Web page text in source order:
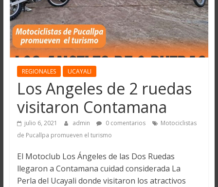
REGIONALES UCAYALI
Los Angeles de 2 ruedas
visitaron Contamana
julio 6, 2021 admin 0 comentarios
Motociclistas
de Pucallpa promueven el turismo
El Motoclub Los Ángeles de las Dos Ruedas
llegaron a Contamana cuidad considerada La
Perla del Ucayali donde visitaron los atractivos